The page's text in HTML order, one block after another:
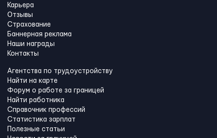
Карьера
Отзывы
Страхование
Баннерная реклама
Наши награды
Контакты
Агентства по трудоустройству
Найти на карте
Форум о работе за границей
Найти работника
Справочник профессий
Статистика зарплат
Полезные статьи